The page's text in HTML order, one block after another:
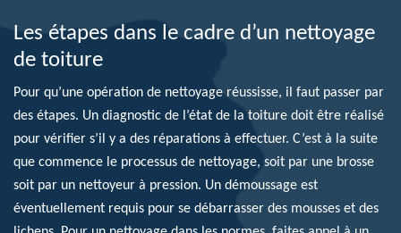
Les étapes dans le cadre d’un nettoyage
de toiture
Pour qu’une opération de nettoyage réussisse, il faut passer par
des étapes. Un diagnostic de l’état de la toiture doit être réalisé
pour vérifier s’il y a des réparations à effectuer. C’est à la suite
que commence le processus de nettoyage, soit par une brosse
soit par un nettoyeur à pression. Un démoussage est
éventuellement requis pour se débarrasser des mousses et des